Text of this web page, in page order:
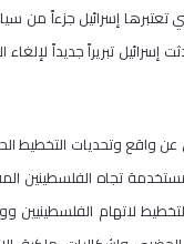
إسرائيل جزءاً من
إسرائيل تبريراً جديداً
عن واقع وتحديات
المستخدمة تجاه
لاتهام الفلسطينيين